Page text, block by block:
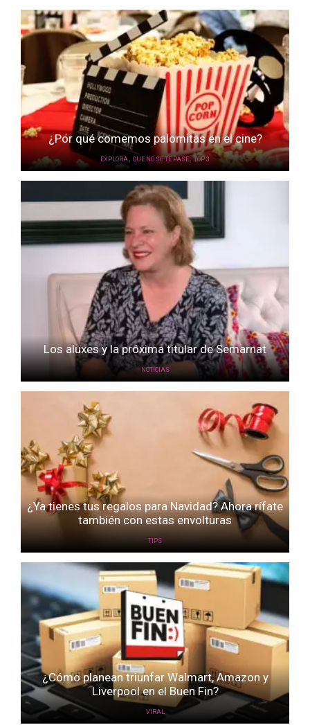
¿Por qué comemos palomitas en el cine?
EXPLORA, QUE NO SE TE PASE,TOP 3
Los aluxes y la próxima titular de Semarnat
NOTICIAS
¿Ya tienes tus regalos para Navidad? Ahora rífate
también con estas envolturas
TIPS
¿Cómo planean triunfar Walmart, Amazon y
Liverpool en el Buen Fin?
VIRAL